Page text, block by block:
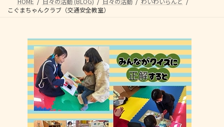
こぐまちゃんクラブ（交通安全教室）